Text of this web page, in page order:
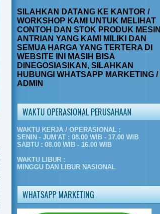
SILAHKAN DATANG KE KANTOR /
WORKSHOP KAMI UNTUK MELIHAT
CONTOH DAN STOK PRODUK MESIN
ANTRIAN YANG KAMI MILIKI DAN
SEMUA HARGA YANG TERTERA DI
WEBSITE INI MASIH BISA
DINEGOSIASIKAN, SILAHKAN
HUBUNGI WHATSAPP MARKETING /
ADMIN
WAKTU OPERASIONAL PERUSAHAAN
WAKTU KERJA / OPERASIONAL :
SENIN - JUM'AT : 08.00 WIB - 17.00 WIB
SABTU : 08.00 WIB - 16.00 WIB
WAKTU LIBUR :
MINGGU DAN LIBUR NASIONAL
WHATSAPP MARKETING